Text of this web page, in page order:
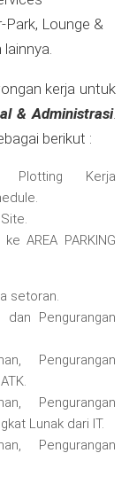
Park, Lounge &
kerja untuk
& Administrasi.
berikut :
Kerja
AREA PARKING
setoran.
dan Pengurangan
Pengurangan
Pengurangan
Lunak dari IT.
Pengurangan